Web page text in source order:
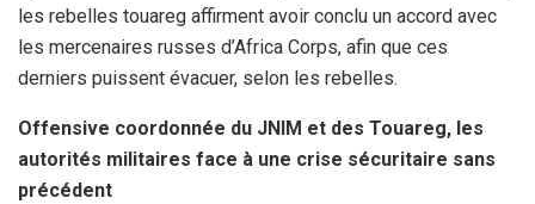
les rebelles touareg affirment avoir conclu un accord avec
les mercenaires russes d’Africa Corps, afin que ces
derniers puissent évacuer, selon les rebelles.
Offensive coordonnée du JNIM et des Touareg, les
autorités militaires face à une crise sécuritaire sans
précédent